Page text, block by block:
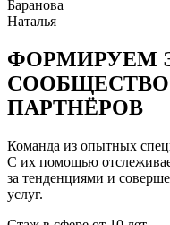
Баранова
Наталья
ФОРМИРУЕМ
СООБЩЕСТВО
ПАРТНЁРОВ
Команда из опытных
С их помощью
за тенденциями и
услуг.